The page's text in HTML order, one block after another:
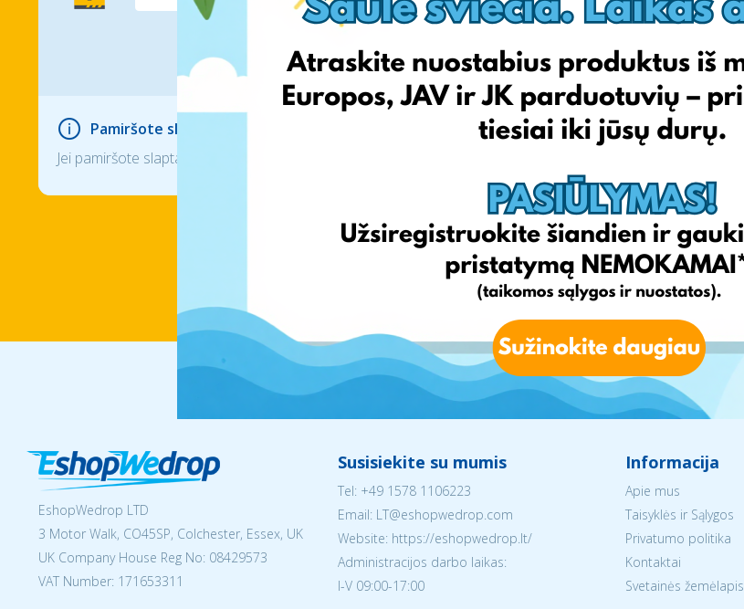
Pamiršote slaptažodį?
Jei pamiršote slaptažodį, pasinaudokite 'Pamiršau slaptažodį' funkcija.
EshopWedrop LTD
3 Motor Walk, CO45SP, Colchester, Essex, UK
UK Company House Reg No: 08429573
VAT Number: 171653311
Susisiekite su mumis
Tel: +49 1578 1106223
Email: LT@eshopwedrop.com
Website: https://eshopwedrop.lt/
Administracijos darbo laikas:
I-V 09:00-17:00
Informacija
Apie mus
Taisyklės ir Sąlygos
Privatumo politika
Kontaktai
Svetainės žemėlapis